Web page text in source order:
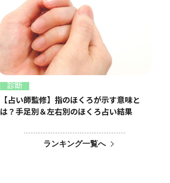
診断
【占い師監修】指のほくろが示す意味と
は？手足別＆左右別のほくろ占い結果
ランキング一覧へ